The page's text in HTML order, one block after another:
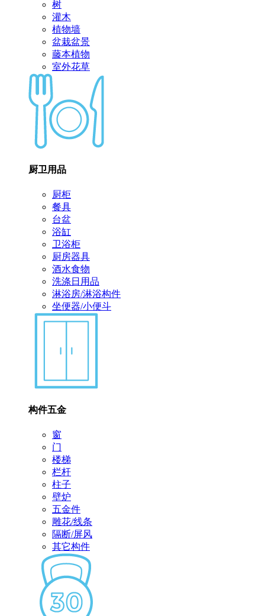
树
灌木
植物墙
盆栽盆景
藤本植物
室外花草
厨卫用品
厨柜
餐具
台盆
浴缸
卫浴柜
厨房器具
酒水食物
洗涤日用品
淋浴房/淋浴构件
坐便器/小便斗
构件五金
窗
门
楼梯
栏杆
柱子
壁炉
五金件
雕花/线条
隔断/屏风
其它构件